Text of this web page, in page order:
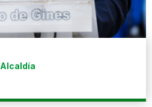
Alcaldía